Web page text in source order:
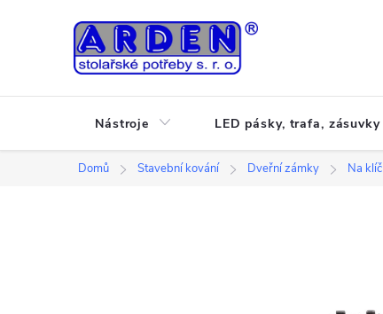
Nástroje LED pásky, trafa, zásuvky
Domů Stavební kování Dveřní zámky Na klíč